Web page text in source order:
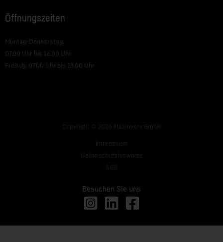
Öffnungszeiten
Montag-Donnerstag:
07.00 Uhr bis 16.00 Uhr
Freitag: 07.00 Uhr bis 13.00 Uhr
Copyright © 2026 Metriworx GmbH
Impressum
Datenschutzhinweise
AGB
Besuchen Sie uns